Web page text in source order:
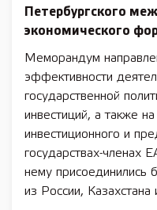
Петербургского
экономического
Меморандум
эффективности
государственной
инвестиций, а также
инвестиционного и
государствах-членах
нему присоединились
из России, Казахстана